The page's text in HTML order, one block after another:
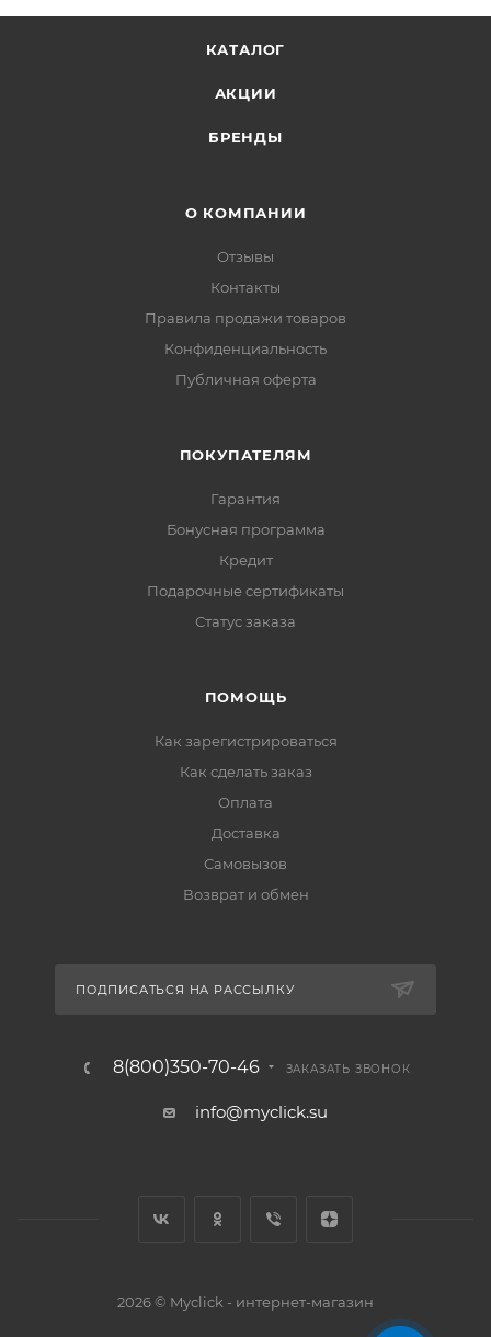
КАТАЛОГ
АКЦИИ
БРЕНДЫ
О КОМПАНИИ
Отзывы
Контакты
Правила продажи товаров
Конфиденциальность
Публичная оферта
ПОКУПАТЕЛЯМ
Гарантия
Бонусная программа
Кредит
Подарочные сертификаты
Статус заказа
ПОМОЩЬ
Как зарегистрироваться
Как сделать заказ
Оплата
Доставка
Самовызов
Возврат и обмен
ПОДПИСАТЬСЯ НА РАССЫЛКУ
8(800)350-70-46 ЗАКАЗАТЬ ЗВОНОК
info@myclick.su
2026 © Myclick - интернет-магазин